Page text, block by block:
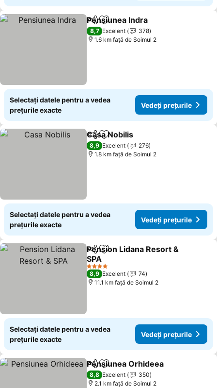
DistribuițiAdăugaţi la favorite
Pensiunea Indra
8,7 Excelent
378
1.6 km faţă de Soimul 2
Selectați datele pentru a vedea
prețurile exacte
Vedeți prețurile
DistribuițiAdăugaţi la favorite
Casa Nobilis
8,9 Excelent
276
1.8 km faţă de Soimul 2
Selectați datele pentru a vedea
prețurile exacte
Vedeți prețurile
DistribuițiAdăugaţi la favorite
Pension Lidana Resort &
SPA
4 Stele
8,9 Excelent
74
11.1 km faţă de Soimul 2
Selectați datele pentru a vedea
prețurile exacte
Vedeți prețurile
DistribuițiAdăugaţi la favorite
Pensiunea Orhideea
8,8 Excelent
350
2.1 km faţă de Soimul 2